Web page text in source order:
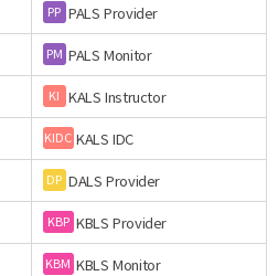
PP PALS Provider
PM PALS Monitor
KI KALS Instructor
KIDC KALS IDC
DP DALS Provider
KBP KBLS Provider
KBM KBLS Monitor